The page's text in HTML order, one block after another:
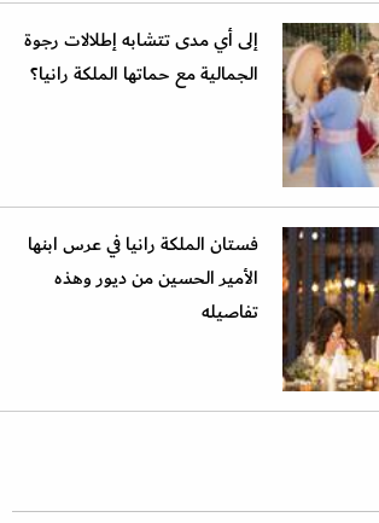
إلى أي مدى تتشابه إطلالات رجوة
الجمالية مع حماتها الملكة رانيا؟
فستان الملكة رانيا في عرس ابنها
الأمير الحسين من ديور وهذه
تفاصيله